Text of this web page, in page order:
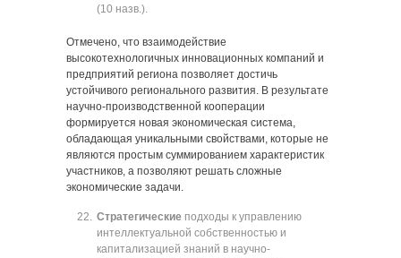
(10 назв.).
Отмечено, что взаимодействие
высокотехнологичных инновационных компаний и
предприятий региона позволяет достичь
устойчивого регионального развития. В результате
научно-производственной кооперации
формируется новая экономическая система,
обладающая уникальными свойствами, которые не
являются простым суммированием характеристик
участников, а позволяют решать сложные
экономические задачи.
Стратегические подходы к управлению
интеллектуальной собственностью и
капитализацией знаний в научно-